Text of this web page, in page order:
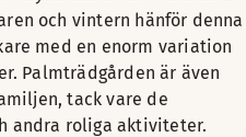
och vintern hänför denna
med en enorm variation
Palmträdgården är även
tack vare de
andra roliga aktiviteter.